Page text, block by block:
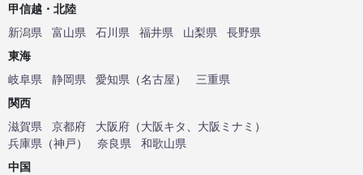
甲信越・北陸
新潟県
富山県 石川県 福井県 山梨県
長野県
東海
岐阜県
静岡県 愛知県 （名古屋）
三重県
関西
滋賀県
京都府 大阪府 （大阪キタ 大阪ミナミ ）
兵庫県 （神戸） 奈良県
和歌山県
中国